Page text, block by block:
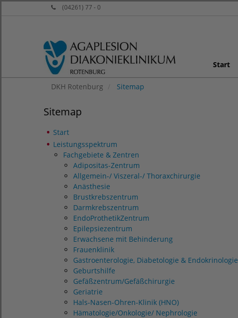
(04261) 77 - 0
Start
DKH Rotenburg Sitemap
Sitemap
Start
Leistungsspektrum
Fachgebiete & Zentren
Adipositas-Zentrum
Allgemein-/ Viszeral-/ Thoraxchirurgie
Anästhesie
Brustkrebszentrum
Darmkrebszentrum
EndoProthetikZentrum
Epilepsiezentrum
Erwachsene mit Behinderung
Frauenklinik
Gastroenterologie, Diabetologie & Endokrinologie
Geburtshilfe
Gefäßzentrum/Gefäßchirurgie
Geriatrie
Hals-Nasen-Ohren-Klinik (HNO)
Hämatologie/Onkologie/ Nephrologie